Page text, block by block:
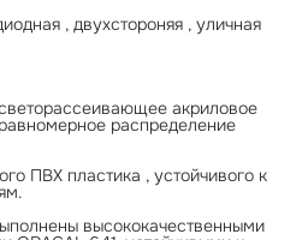
, двухстороняя , уличная
акриловое
распределение
ПВХ пластика , устойчивого к
высококачественными